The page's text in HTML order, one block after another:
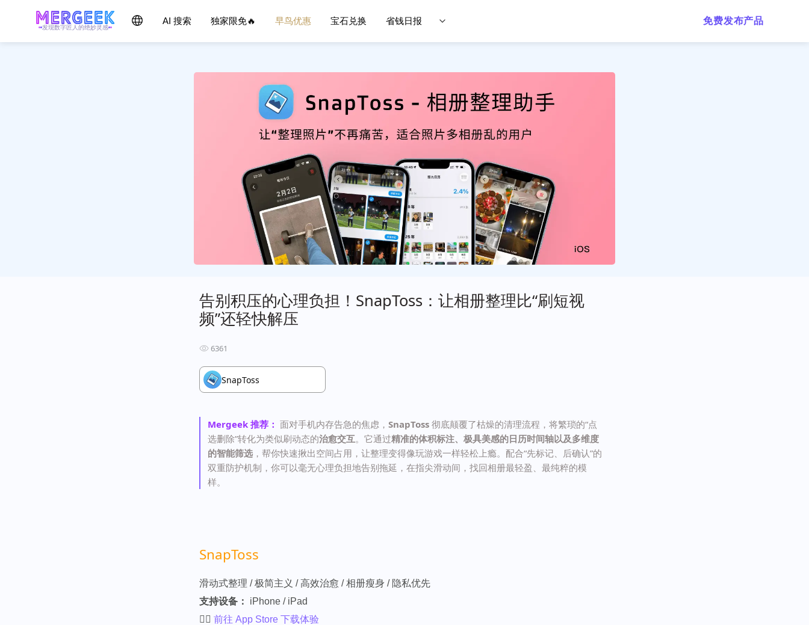
发现数字匠人的绝妙灵感
AI 搜索 独家限免🔥 早鸟优惠 宝石兑换 省钱日报 免费发布产品
告别积压的心理负担！SnapToss：让相册整理比“刷短视
频”还轻快解压
6361
SnapToss
Mergeek 推荐： 面对手机内存告急的焦虑， SnapToss彻底颠覆了枯燥的清理流程，将繁琐的“点
选删除”转化为类似刷动态的治愈交互。它通过精准的体积标注、极具美感的日历时间轴以及多维度
的智能筛选，帮你快速揪出空间占用，让整理变得像玩游戏一样轻松上瘾。配合“先标记、后确认”的
双重防护机制，你可以毫无心理负担地告别拖延，在指尖滑动间，找回相册最轻盈、最纯粹的模
样。
SnapToss
滑动式整理 / 极简主义 / 高效治愈 / 相册瘦身 / 隐私优先
支持设备：
iPhone / iPad
👉🏻 前往 App Store 下载体验